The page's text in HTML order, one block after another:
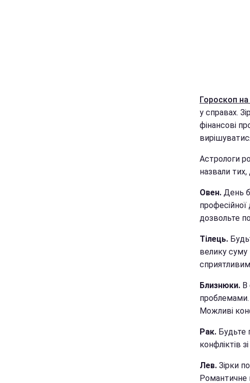
Гороскоп
у справах.
фінансові
Астрологи
назвали
Овен. День
професійної
дозвольте
Тілець.
велику суму
Близнюки. В
Можливі
Рак. Будьте
конфліктів
Лев. Зірки
Романтичне